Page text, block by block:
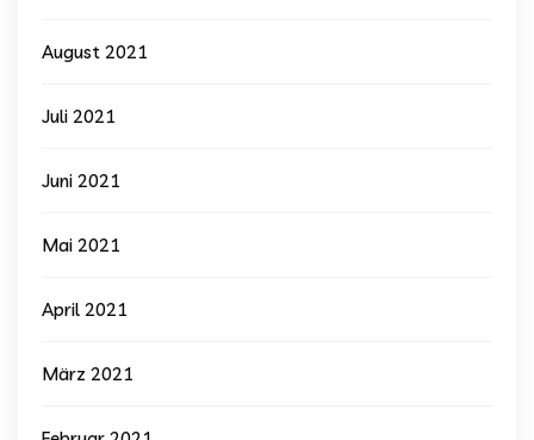
August 2021
Juli 2021
Juni 2021
Mai 2021
April 2021
März 2021